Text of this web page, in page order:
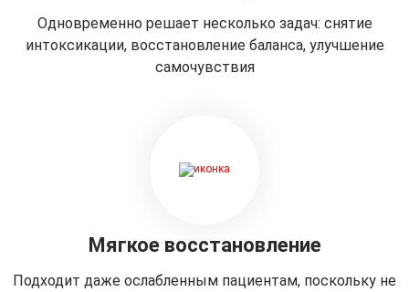
Одновременно решает несколько задач: снятие
интоксикации, восстановление баланса, улучшение
самочувствия
Мягкое восстановление
Подходит даже ослабленным пациентам, поскольку не